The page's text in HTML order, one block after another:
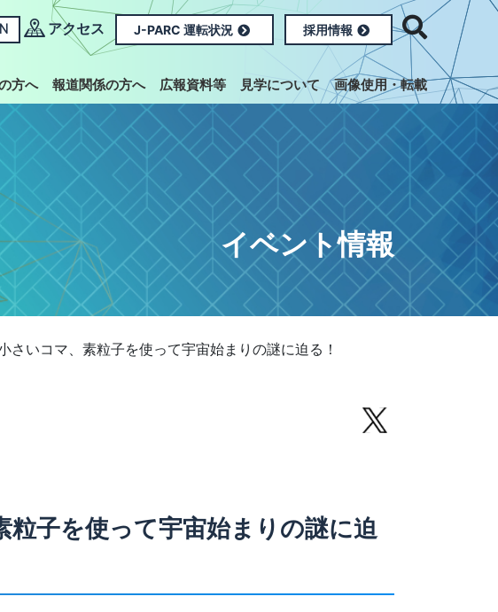
アクセス J-PARC 運転状況 採用情報
方へ 報道関係の方へ 広報資料等 見学について 画像使用・転載
イベント情報
さいコマ、素粒子を使って宇宙始まりの謎に迫る！
粒子を使って宇宙始まりの謎に迫